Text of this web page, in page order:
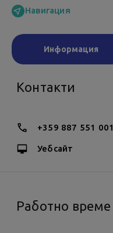
Навигация
Информация
Контакти
+359 887 551 001
Уебсайт
Работно време